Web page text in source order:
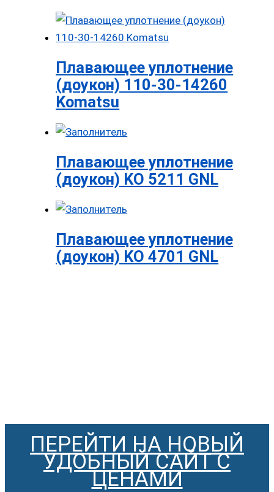
Плавающее уплотнение
(доукон) 110-30-14260
Komatsu
Плавающее уплотнение
(доукон) KO 5211 GNL
Плавающее уплотнение
(доукон) KO 4701 GNL
ПЕРЕЙТИ НА НОВЫЙ
УДОБНЫЙ САЙТ С
ЦЕНАМИ